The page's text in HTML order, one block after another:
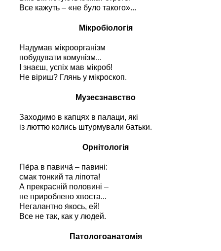
Все кажуть – «не було такого»...
Мікробіологія
Надумав мікроорганізм
побудувати комунізм...
І знаєш, успіх мав мікроб!
Не віриш? Глянь у мікроскоп.
Музеєзнавство
Заходимо в капцях в палаци, які
із люттю колись штурмували батьки.
Орнітологія
Пе́ра в павича́ – павині:
смак тонкий та ліпота!
А прекрасній половині –
не прироблено хвоста...
Негалантно я́кось, ей!
Все не так, как у людей.
Патологоанатомія